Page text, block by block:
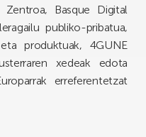
Zentroa, Basque Digital
publiko-pribatua,
produktuak, 4GUNE
xedeak edota
erreferentetzat